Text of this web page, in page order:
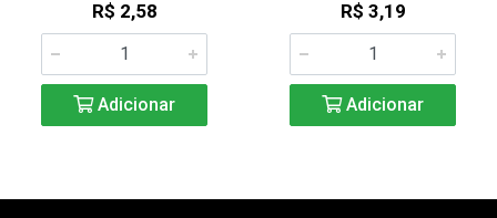
R$ 2,58
Adicionar
R$ 3,19
Adicionar